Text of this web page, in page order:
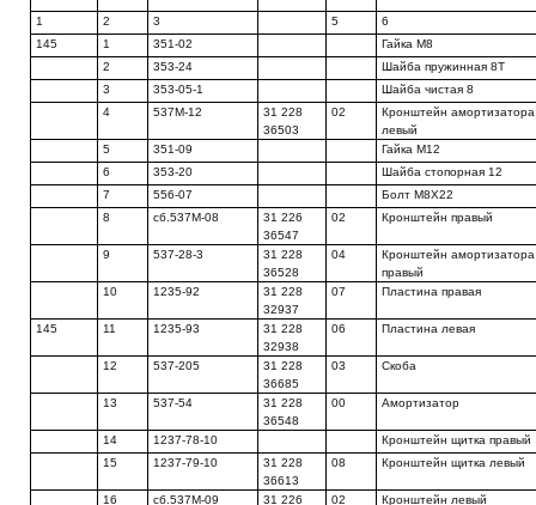
1 2 3 5
6
145
1 351-02
Гайка М8
2
353-24
Шайба пружинная 8Т
3
353-05-1
Шайба чистая 8
4
537М-12
31 228
36503
02
Кронштейн амортизатора
левый
5
351-09
Гайка М12
6
353-20
Шайба стопорная 12
7
556-07
Болт М8Х22
8
сб.537М-08
31 226
36547
02 Кронштейн правый
9 537-28-3
31 228
36528
04
Кронштейн амортизатора
правый
10
1235-92
31 228
32937
07 Пластина правая
145 11 1235-93
31 228
32938
06 Пластина левая
12 537-205
31 228
36685
03 Скоба
13 537-54
31 228
36548
00 Амортизатор
14 1237-78-10
Кронштейн щитка правый
15
1237-79-10
31 228
36613
08 Кронштейн щитка левый
16 сб.537М-09 31 226 02 Кронштейн левый